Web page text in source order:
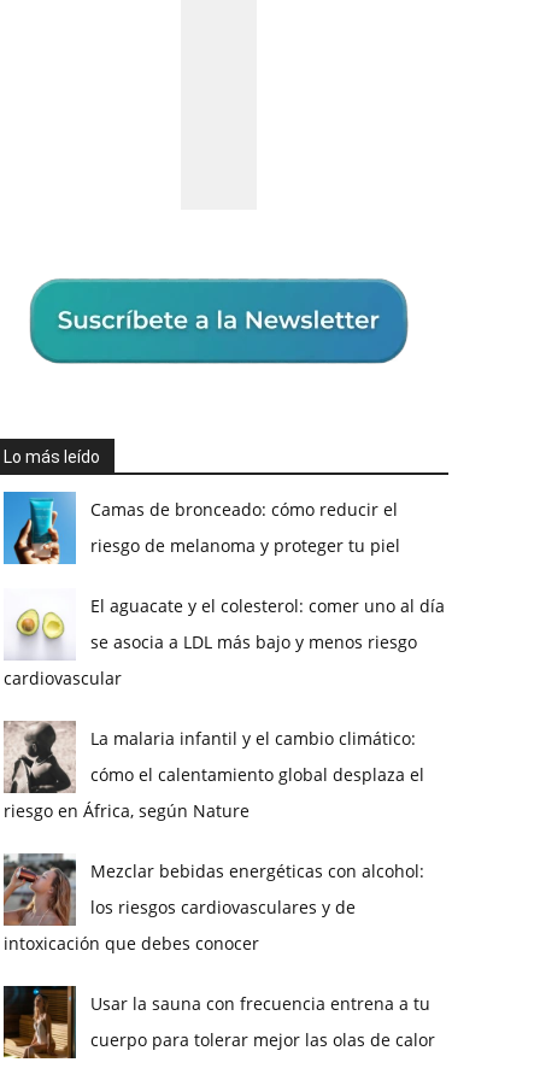
Lo más leído
Camas de bronceado: cómo reducir el
riesgo de melanoma y proteger tu piel
El aguacate y el colesterol: comer uno al día
se asocia a LDL más bajo y menos riesgo
cardiovascular
La malaria infantil y el cambio climático:
cómo el calentamiento global desplaza el
riesgo en África, según Nature
Mezclar bebidas energéticas con alcohol:
los riesgos cardiovasculares y de
intoxicación que debes conocer
Usar la sauna con frecuencia entrena a tu
cuerpo para tolerar mejor las olas de calor